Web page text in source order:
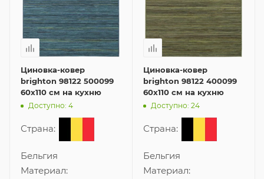
Циновка-ковер
brighton 98122 500099
60x110 см на кухню
Доступно: 4
Страна:
Бельгия
Материал:
Циновка-ковер
brighton 98122 400099
60x110 см на кухню
Доступно: 24
Страна:
Бельгия
Материал: